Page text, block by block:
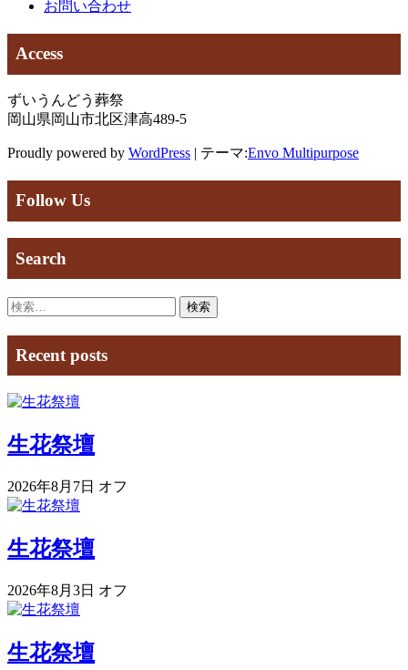
お問い合わせ
Access
ずいうんどう葬祭
岡山県岡山市北区津高489-5
Proudly powered by WordPress | テーマ:Envo Multipurpose
Follow Us
Search
検
Recent posts
生花祭壇
2026年8月7日 オフ
生花祭壇
2026年8月3日 オフ
生花祭壇